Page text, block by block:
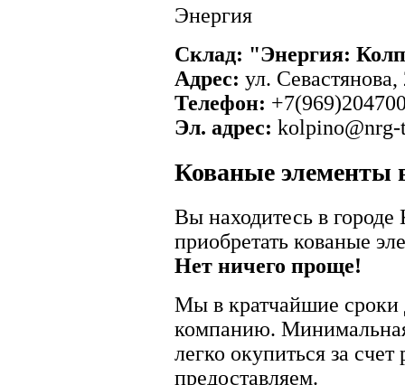
Энергия
Склад: "Энергия:
Адрес: ул.
Телефон:
Эл. адрес:
Кованые элементы
Вы находитесь в
приобретать кованые
Нет ничего проще!
Мы в кратчайшие сроки
компанию.
легко окупиться за
предоставляем.